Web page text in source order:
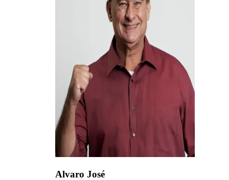
Alvaro José